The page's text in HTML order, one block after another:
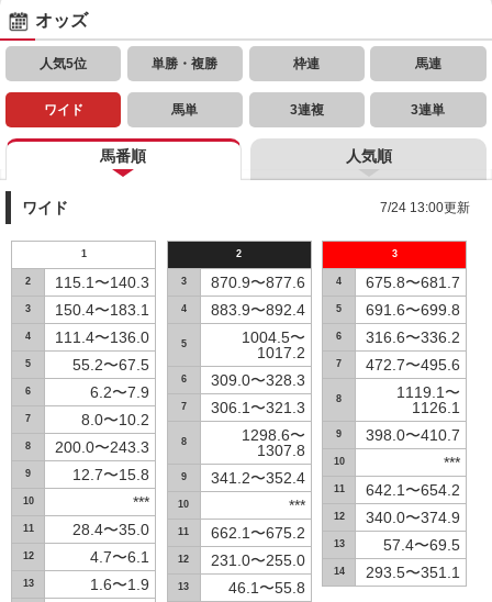
オッズ
人気5位 単勝・複勝 枠連 馬連
ワイド 馬単 3連複 3連単
馬番順 人気順
ワイド 7/24 13:00更新
1
2 115.1〜140.3
3 150.4〜183.1
4 111.4〜136.0
5 55.2〜67.5
6 6.2〜7.9
7 8.0〜10.2
8 200.0〜243.3
9 12.7〜15.8
10 ***
11 28.4〜35.0
12 4.7〜6.1
13 1.6〜1.9
2
3 870.9〜877.6
4 883.9〜892.4
5
1004.5〜
1017.2
6 309.0〜328.3
7 306.1〜321.3
8
1298.6〜
1307.8
9 341.2〜352.4
10 ***
11 662.1〜675.2
12 231.0〜255.0
13 46.1〜55.8
3
4 675.8〜681.7
5 691.6〜699.8
6 316.6〜336.2
7 472.7〜495.6
8
1119.1〜
1126.1
9 398.0〜410.7
10 ***
11 642.1〜654.2
12 340.0〜374.9
13 57.4〜69.5
14 293.5〜351.1